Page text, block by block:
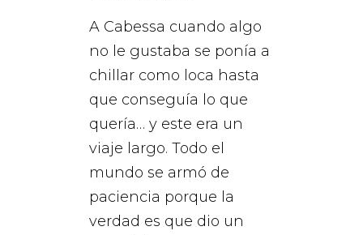
A Cabessa cuando algo
no le gustaba se ponía a
chillar como loca hasta
que conseguía lo que
quería… y este era un
viaje largo. Todo el
mundo se armó de
paciencia porque la
verdad es que dio un